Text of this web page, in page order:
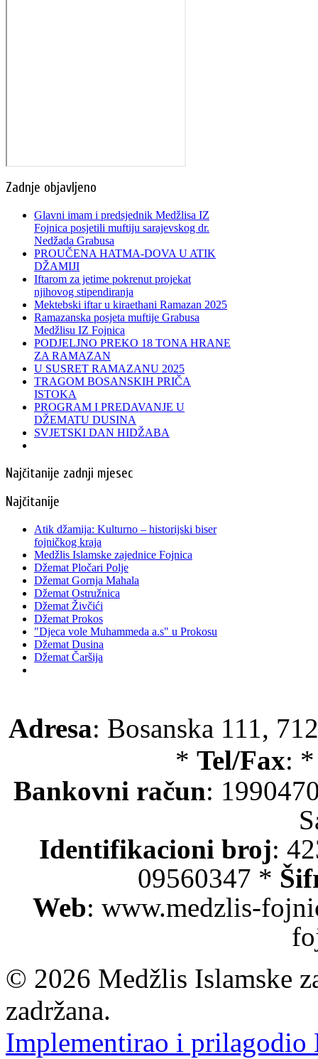
Zadnje objavljeno
Glavni imam i predsjednik Medžlisa IZ
Fojnica posjetili muftiju sarajevskog dr.
Nedžada Grabusa
PROUČENA HATMA-DOVA U ATIK
DŽAMIJI
Iftarom za jetime pokrenut projekat
njihovog stipendiranja
Mektebski iftar u kiraethani Ramazan 2025
Ramazanska posjeta muftije Grabusa
Medžlisu IZ Fojnica
PODJELJNO PREKO 18 TONA HRANE
ZA RAMAZAN
U SUSRET RAMAZANU 2025
TRAGOM BOSANSKIH PRIČA
ISTOKA
PROGRAM I PREDAVANJE U
DŽEMATU DUSINA
SVJETSKI DAN HIDŽABA
Najčitanije zadnji mjesec
Najčitanije
Atik džamija: Kulturno – historijski biser
fojničkog kraja
Medžlis Islamske zajednice Fojnica
Džemat Pločari Polje
Džemat Gornja Mahala
Džemat Ostružnica
Džemat Živčići
Džemat Prokos
"Djeca vole Muhammeda a.s" u Prokosu
Džemat Dusina
Džemat Čaršija
Adresa: Bosanska 111,
* Tel/Fax:
Bankovni račun:
Identifikacioni broj:
09560347 *
Web: www.medzlis-
© 2026 Medžlis Islamske
zadržana.
Implementirao i prilagodio